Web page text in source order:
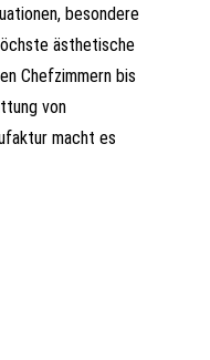
besondere
ästhetische
Chefzimmern bis
von
macht es